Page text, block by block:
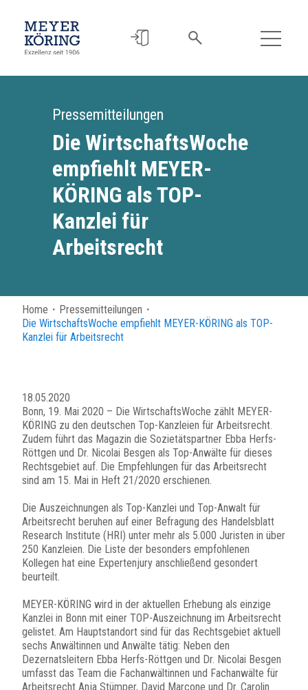
Pressemitteilungen
Die WirtschaftsWoche
empfiehlt MEYER-
KÖRING als TOP-
Kanzlei für
Arbeitsrecht
Home ・ Pressemitteilungen ・
Die WirtschaftsWoche empfiehlt MEYER-KÖRING als TOP-
Kanzlei für Arbeitsrecht
18.05.2020
Bonn, 19. Mai 2020 – Die WirtschaftsWoche zählt MEYER-
KÖRING zu den deutschen Top-Kanzleien für Arbeitsrecht.
Zudem führt das Magazin die Sozietätspartner Ebba Herfs-
Röttgen und Dr. Nicolai Besgen als Top-Anwälte für dieses
Rechtsgebiet auf. Die Empfehlungen für das Arbeitsrecht
sind am 15. Mai in Heft 21/2020 erschienen.
Die Auszeichnungen als Top-Kanzlei und Top-Anwalt für
Arbeitsrecht beruhen auf einer Befragung des Handelsblatt
Research Institute (HRI) unter mehr als 5.000 Juristen in über
250 Kanzleien. Die Liste der besonders empfohlenen
Kollegen hat eine Expertenjury anschließend gesondert
beurteilt.
MEYER-KÖRING wird in der aktuellen Erhebung als einzige
Kanzlei in Bonn mit einer TOP-Auszeichnung im Arbeitsrecht
gelistet. Am Hauptstandort sind für das Rechtsgebiet aktuell
sechs Anwältinnen und Anwälte tätig: Neben den
Dezernatsleitern Ebba Herfs-Röttgen und Dr. Nicolai Besgen
umfasst das Team die Fachanwältinnen und Fachanwälte für
Arbeitsrecht Anja Stümper, David Marcone und Dr. Carolin